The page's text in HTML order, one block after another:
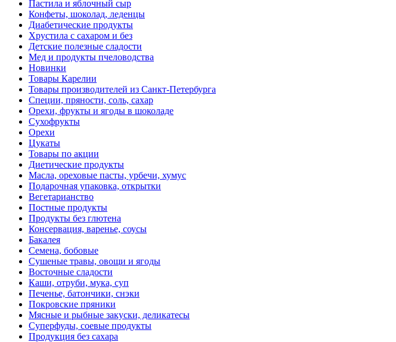
Пастила и яблочный сыр
Конфеты, шоколад, леденцы
Диабетические продукты
Хрустила с сахаром и без
Детские полезные сладости
Мед и продукты пчеловодства
Новинки
Товары Карелии
Товары производителей из Санкт-Петербурга
Специи, пряности, соль, сахар
Орехи, фрукты и ягоды в шоколаде
Сухофрукты
Орехи
Цукаты
Товары по акции
Диетические продукты
Масла, ореховые пасты, урбечи, хумус
Подарочная упаковка, открытки
Вегетарианство
Постные продукты
Продукты без глютена
Консервация, варенье, соусы
Бакалея
Семена, бобовые
Сушеные травы, овощи и ягоды
Восточные сладости
Каши, отруби, мука, суп
Печенье, батончики, снэки
Покровские пряники
Мясные и рыбные закуски, деликатесы
Суперфуды, соевые продукты
Продукция без сахара